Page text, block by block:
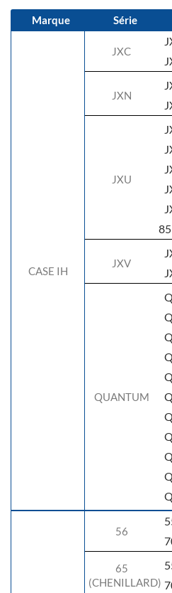
Marque Série
CASE IH
JXC
JXN
JXU
85
JXV
QUANTUM
56
65
(CHENILLARD)